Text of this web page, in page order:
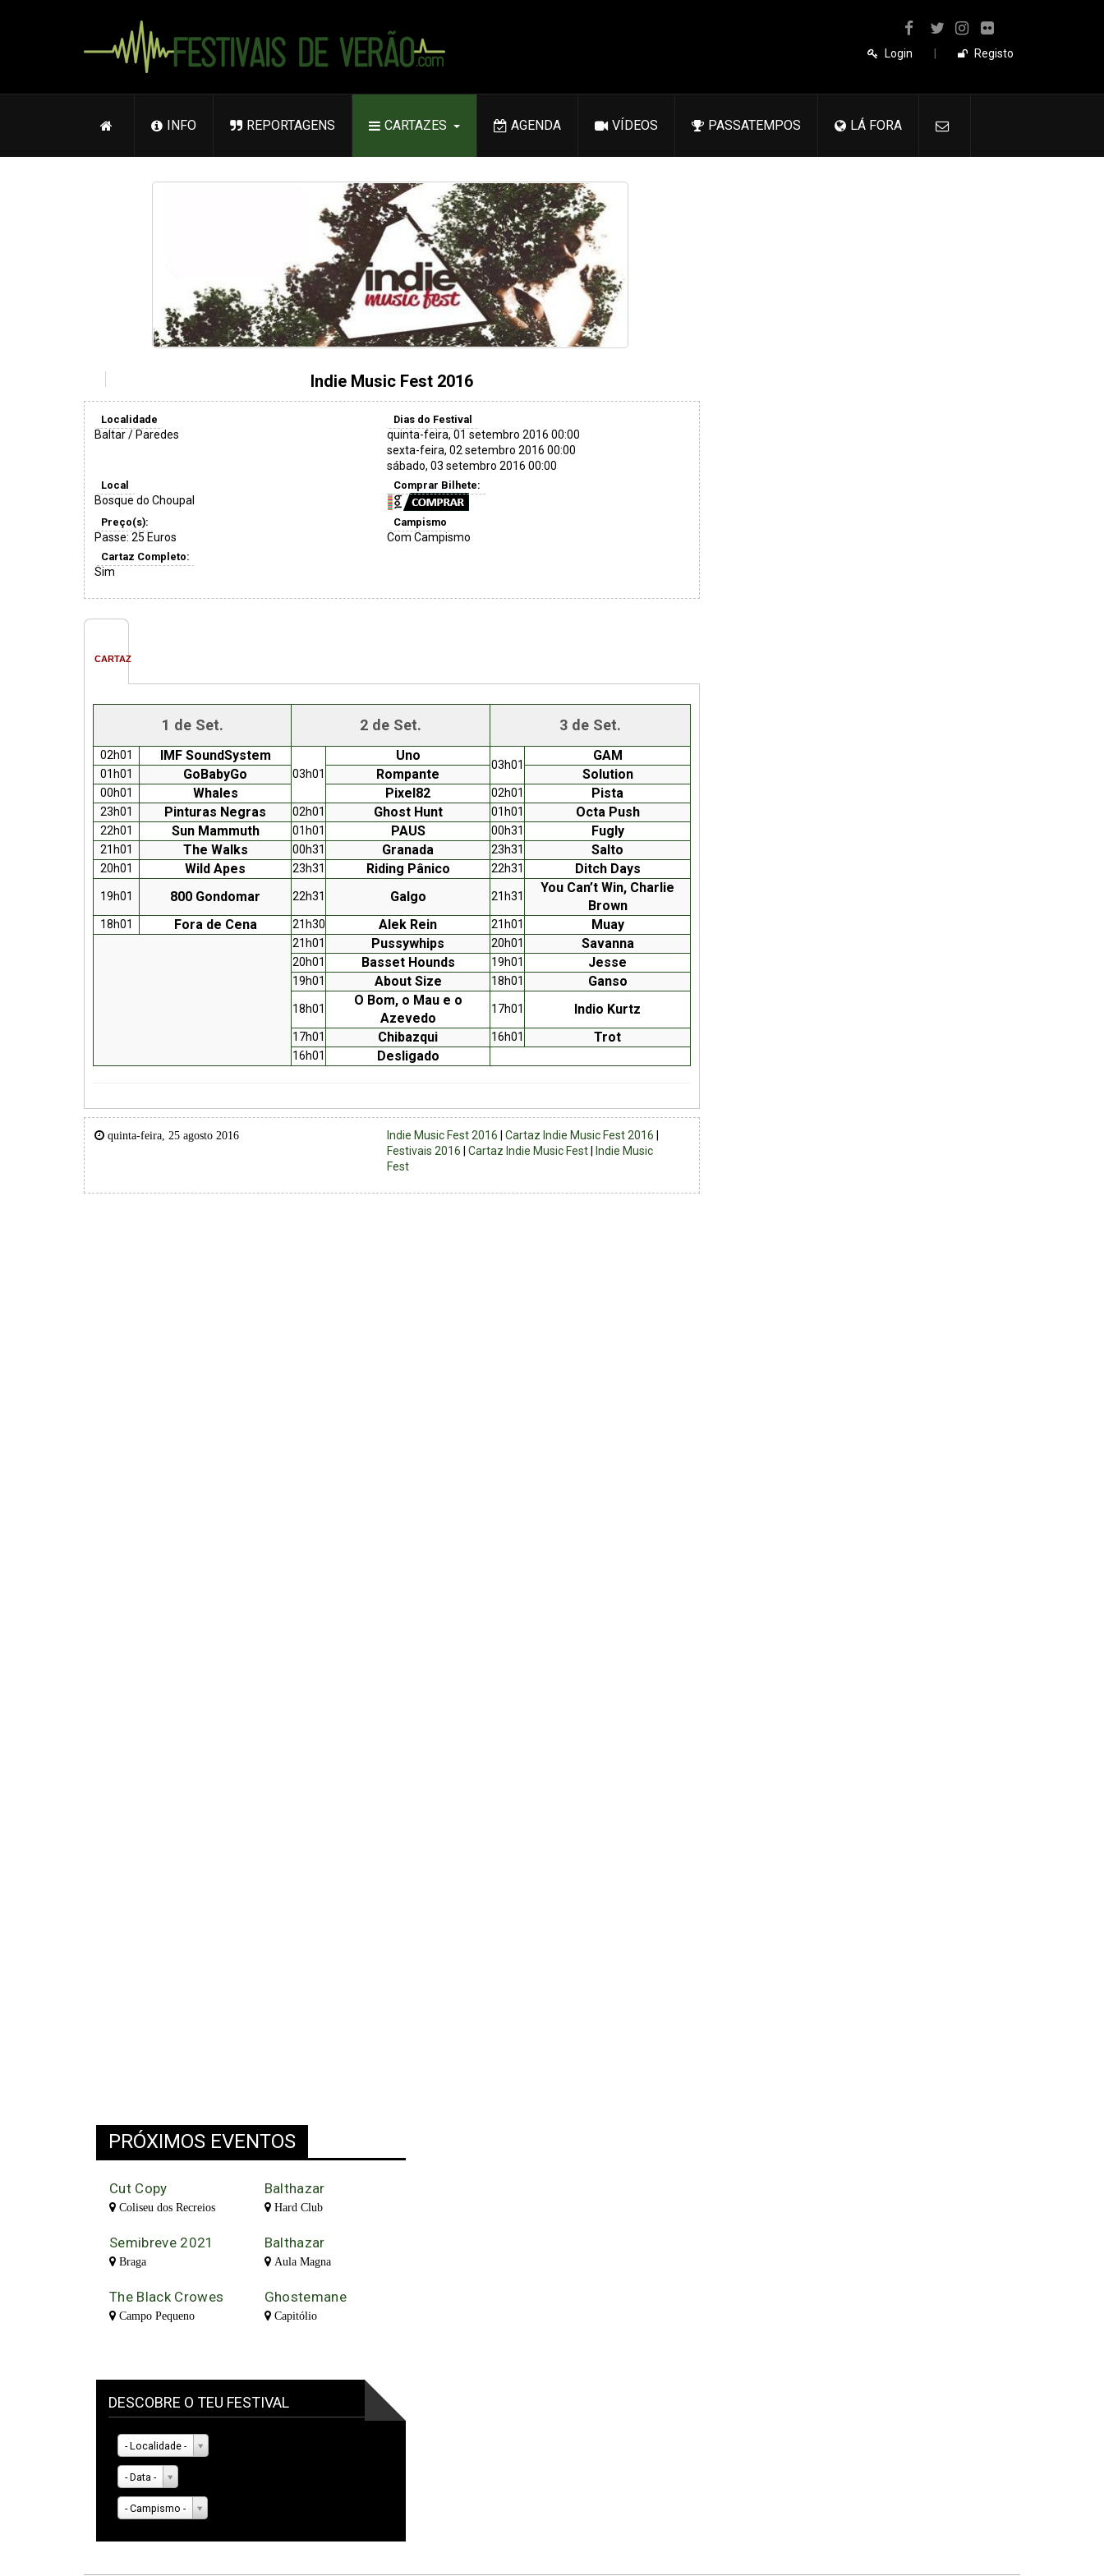
Login Registo
INFO REPORTAGENS CARTAZES AGENDA VÍDEOS PASSATEMPOS LÁ FORA
Indie Music Fest 2016
Localidade
Baltar / Paredes
Dias do Festival
quinta-feira, 01 setembro 2016 00:00
sexta-feira, 02 setembro 2016 00:00
sábado, 03 setembro 2016 00:00
Local
Bosque do Choupal
Comprar Bilhete:
Preço(s):
Passe: 25 Euros
Campismo
Com Campismo
Cartaz Completo:
Sim
CARTAZ
1 de Set. 2 de Set. 3 de Set.
02h01 IMF SoundSystem
03h01
Uno
03h01
GAM
01h01 GoBabyGo Rompante Solution
00h01 Whales Pixel82 02h01 Pista
23h01 Pinturas Negras 02h01 Ghost Hunt 01h01 Octa Push
22h01 Sun Mammuth 01h01 PAUS 00h31 Fugly
21h01 The Walks 00h31 Granada 23h31 Salto
20h01 Wild Apes 23h31 Riding Pânico 22h31 Ditch Days
19h01 800 Gondomar 22h31 Galgo 21h31
You Can’t Win, Charlie
Brown
18h01 Fora de Cena 21h30 Alek Rein 21h01 Muay
21h01 Pussywhips 20h01 Savanna
20h01 Basset Hounds 19h01 Jesse
19h01 About Size 18h01 Ganso
18h01
O Bom, o Mau e o
Azevedo
17h01 Indio Kurtz
17h01 Chibazqui 16h01 Trot
16h01 Desligado
quinta-feira, 25 agosto 2016 Indie Music Fest 2016 |Cartaz Indie Music Fest 2016
Festivais 2016 |Cartaz Indie Music Fest
Indie Music
Fest
PRÓXIMOS EVENTOS
Cut Copy
Coliseu dos Recreios
Balthazar
Hard Club
Semibreve 2021
Braga
Balthazar
Aula Magna
The Black Crowes
Campo Pequeno
Ghostemane
Capitólio
DESCOBRE O TEU FESTIVAL
- Localidade -
- Data -
- Campismo -